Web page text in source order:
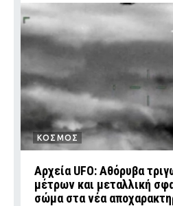
ΚΟΣΜΟΣ
Αρχεία UFO: Αθόρυβα
μέτρων και μεταλλική
σώμα στα νέα